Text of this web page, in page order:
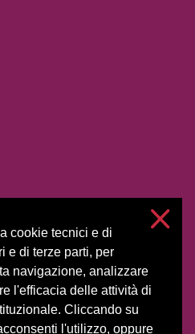
cookie tecnici e di
e di terze parti, per
navigazione, analizzare
l'efficacia delle attività di
Cliccando su
l'utilizzo, oppure